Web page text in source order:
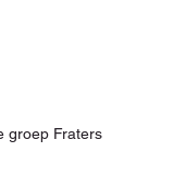
groep Fraters